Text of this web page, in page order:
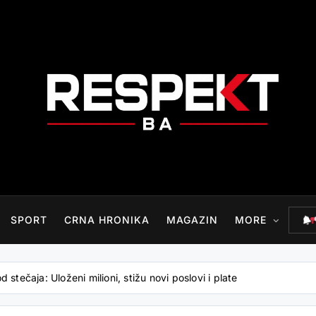
SPORT CRNA HRONIKA MAGAZIN MORE
stečaja: Uloženi milioni, stižu novi poslovi i plate